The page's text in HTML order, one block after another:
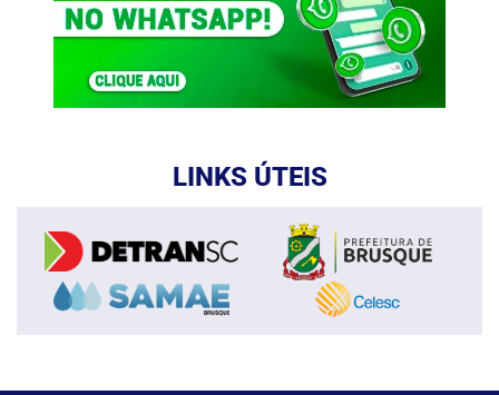
LINKS ÚTEIS